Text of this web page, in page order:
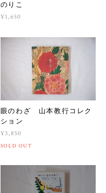
のりこ
¥1,650
眼のわざ 山本教行コレク
ション
¥3,850
SOLD OUT